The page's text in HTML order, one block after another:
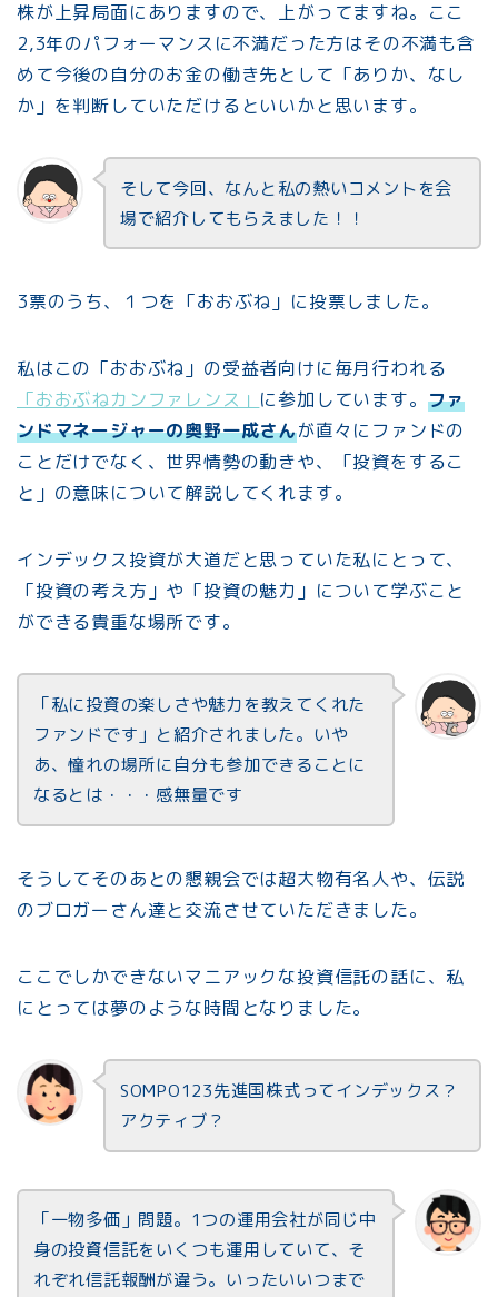
株が上昇局面にありますので、上がってますね。ここ
2,3年のパフォーマンスに不満だった方はその不満も含
めて今後の自分のお金の働き先として「ありか、なし
か」を判断していただけるといいかと思います。
そして今回、なんと私の熱いコメントを会
場で紹介してもらえました！！
3票のうち、１つを「おおぶね」に投票しました。
私はこの「おおぶね」の受益者向けに毎月行われる
「おおぶねカンファレンス」 に参加しています。 ファ
ンドマネージャーの奥野一成さんが直々にファンドの
ことだけでなく、世界情勢の動きや、「投資をするこ
と」の意味について解説してくれます。
インデックス投資が大道だと思っていた私にとって、
「投資の考え方」や「投資の魅力」について学ぶこと
ができる貴重な場所です。
「私に投資の楽しさや魅力を教えてくれた
ファンドです」と紹介されました。いや
あ、憧れの場所に自分も参加できることに
なるとは・・・感無量です
そうしてそのあとの懇親会では超大物有名人や、伝説
のブロガーさん達と交流させていただきました。
ここでしかできないマニアックな投資信託の話に、私
にとっては夢のような時間となりました。
SOMPO123先進国株式ってインデックス？
アクティブ？
「一物多価」問題。1つの運用会社が同じ中
身の投資信託をいくつも運用していて、そ
れぞれ信託報酬が違う。いったいいつまで